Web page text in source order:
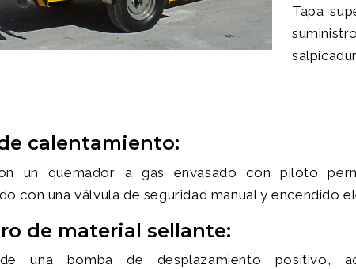
Tapa
calentamiento:
un quemador a gas envasado con piloto
con una válvula de seguridad manual y encendido
de material sellante:
una bomba de desplazamiento positivo,